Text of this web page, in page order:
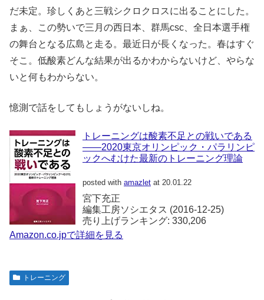
だ未定。珍しくあと三戦シクロクロスに出ることにした。
まぁ、この勢いで三月の西日本、群馬csc、全日本選手権
の舞台となる広島と走る。最近日が長くなった。春はすぐ
そこ。低酸素どんな結果が出るかわからないけど、やらな
いと何もわからない。
憶測で話をしてもしょうがないしね。
トレーニングは酸素不足との戦いである
――2020東京オリンピック・パラリンピ
ックへむけた最新のトレーニング理論
posted with amazlet at 20.01.22
宮下充正
編集工房ソシエタス (2016-12-25)
売り上げランキング: 330,206
Amazon.co.jpで詳細を見る
トレーニング